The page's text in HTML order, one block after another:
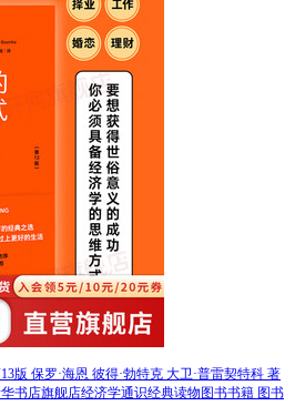
版 保罗·海恩 彼得·勃特克 大卫·普雷契特科 著
书店旗舰店经济学通识经典读物图书书籍 图书